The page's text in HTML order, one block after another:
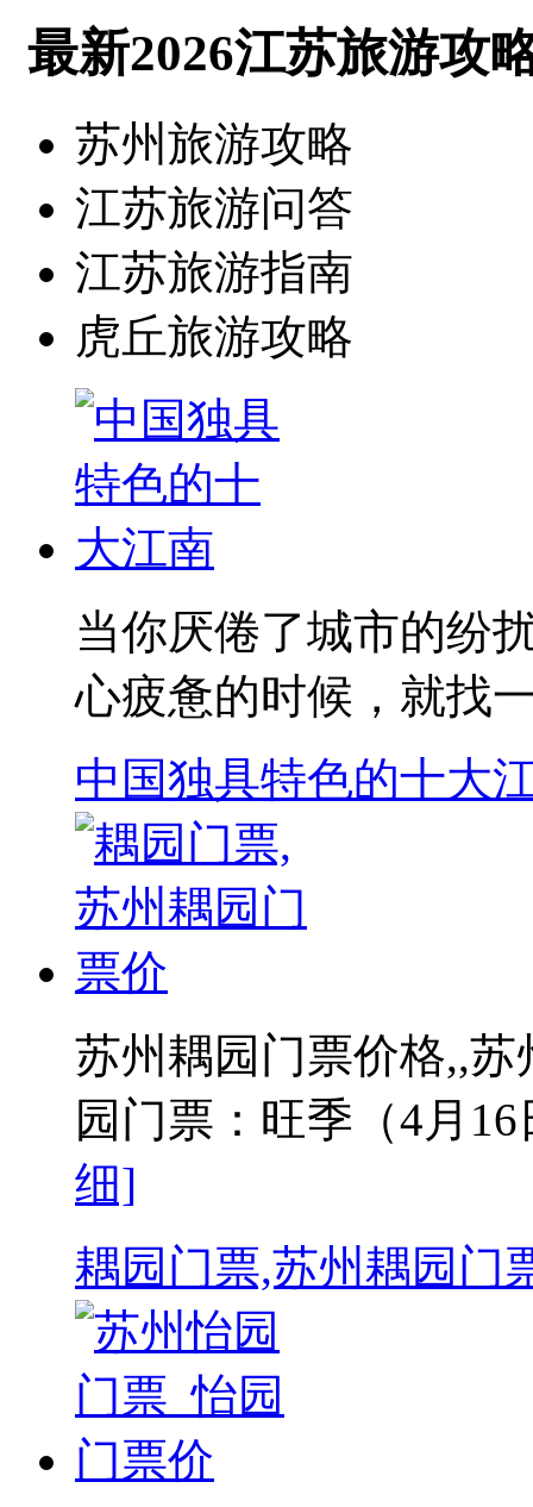
最新2026江苏旅游攻
苏州旅游攻略
江苏旅游问答
江苏旅游指南
虎丘旅游攻略
当你厌倦了城市的纷
心疲惫的时候，就找
中国独具特色的十大
苏州耦园门票价格,,
园门票：旺季（4月
细]
耦园门票,苏州耦园门